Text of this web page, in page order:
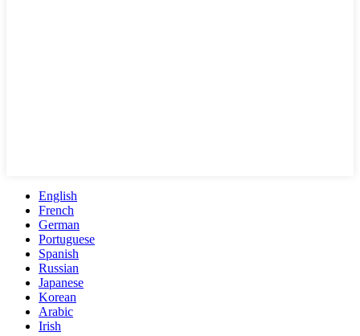
English
French
German
Portuguese
Spanish
Russian
Japanese
Korean
Arabic
Irish